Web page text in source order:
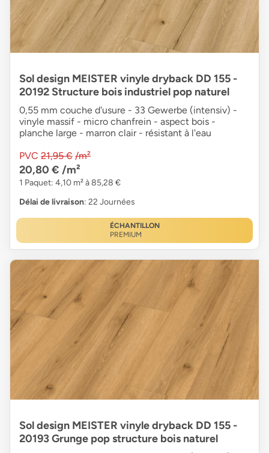
Sol design MEISTER vinyle dryback DD 155 -
20192 Structure bois industriel pop naturel
0,55 mm couche d'usure - 33 Gewerbe (intensiv) -
vinyle massif - micro chanfrein - aspect bois -
planche large - marron clair - résistant à l'eau
PVC 21,95 € /m²
20,80 € /m²
1 Paquet: 4,10 m² à 85,28 €
Délai de livraison: 22 Journées
ÉCHANTILLON
PREMIUM
Sol design MEISTER vinyle dryback DD 155 -
20193 Grunge pop structure bois naturel